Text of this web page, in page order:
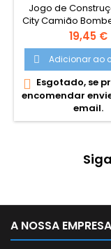
Jogo de
City Camião
Escada Há um
chamas estão a
altas! Junta-te à
heroína LEGO®
Freya McCloud
aventuras de luta
fogo repletas de
no espantoso
Descarrega o
do
Preço
19,45 €
 Adicionar ao
 Esgotado, se
encomendar
email.
A NOSSA EMPRESA